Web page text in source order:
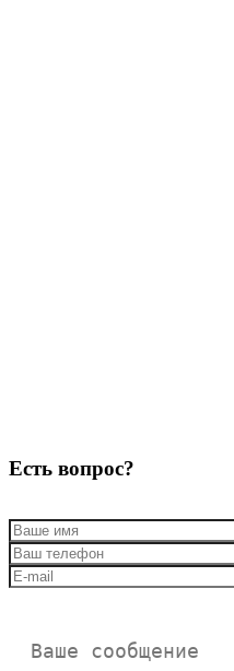
Есть вопрос?